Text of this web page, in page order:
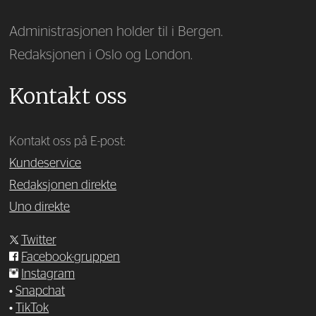
Administrasjonen holder til i Bergen.
Redaksjonen i Oslo og London.
Kontakt oss
Kontakt oss på E-post:
Kundeservice
Redaksjonen direkte
Uno direkte
Twitter
Facebook-gruppen
Instagram
•Snapchat
•
TikTok